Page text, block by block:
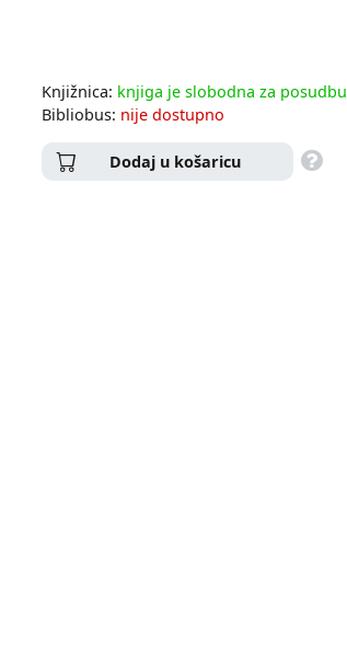
Knjižnica: knjiga je slobodna za posudbu
Bibliobus: nije dostupno
Dodaj u košaricu